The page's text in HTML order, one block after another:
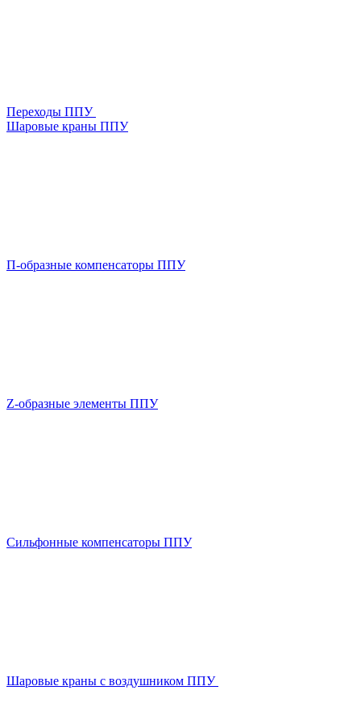
Переходы ППУ
Шаровые краны ППУ
П-образные компенсаторы ППУ
Z-образные элементы ППУ
Сильфонные компенсаторы ППУ
Шаровые краны с воздушником ППУ